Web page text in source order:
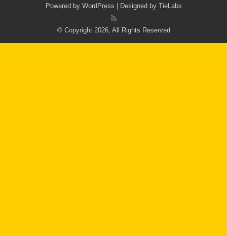
Powered by WordPress | Designed by TieLabs
© Copyright 2026, All Rights Reserved